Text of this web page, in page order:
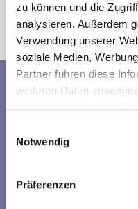
zu können und die
analysieren. Außerdem
Verwendung unserer
soziale Medien,
Partner führen diese
weiteren Daten
haben oder die sie im
Notwendig
Präferenzen
Sie sind hier:
Jugendrotkreuz
Jugendpartizipation
IBAN: AT92 2011 1000